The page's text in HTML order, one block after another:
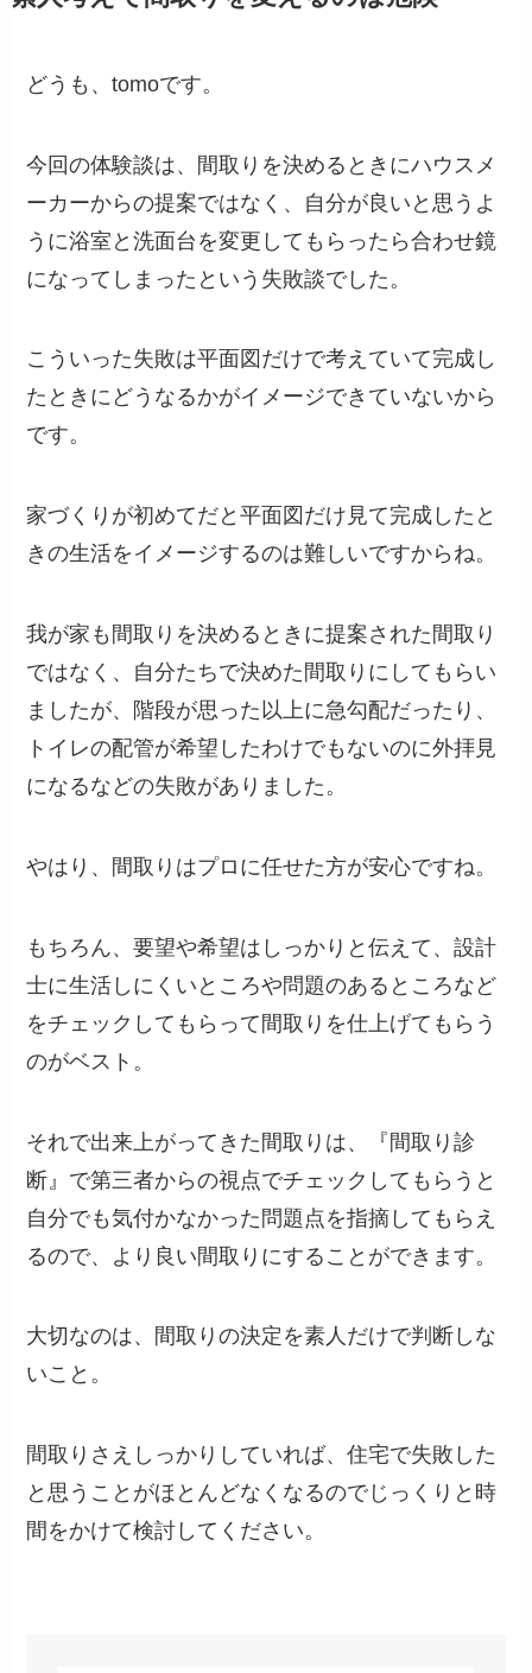
どうも、tomoです。
今回の体験談は、間取りを決めるときにハウスメ
ーカーからの提案ではなく、自分が良いと思うよ
うに浴室と洗面台を変更してもらったら合わせ鏡
になってしまったという失敗談でした。
こういった失敗は平面図だけで考えていて完成し
たときにどうなるかがイメージできていないから
です。
家づくりが初めてだと平面図だけ見て完成したと
きの生活をイメージするのは難しいですからね。
我が家も間取りを決めるときに提案された間取り
ではなく、自分たちで決めた間取りにしてもらい
ましたが、階段が思った以上に急勾配だったり、
トイレの配管が希望したわけでもないのに外拝見
になるなどの失敗がありました。
やはり、間取りはプロに任せた方が安心ですね。
もちろん、要望や希望はしっかりと伝えて、設計
士に生活しにくいところや問題のあるところなど
をチェックしてもらって間取りを仕上げてもらう
のがベスト。
それで出来上がってきた間取りは、『間取り診
断』で第三者からの視点でチェックしてもらうと
自分でも気付かなかった問題点を指摘してもらえ
るので、より良い間取りにすることができます。
大切なのは、間取りの決定を素人だけで判断しな
いこと。
間取りさえしっかりしていれば、住宅で失敗した
と思うことがほとんどなくなるのでじっくりと時
間をかけて検討してください。